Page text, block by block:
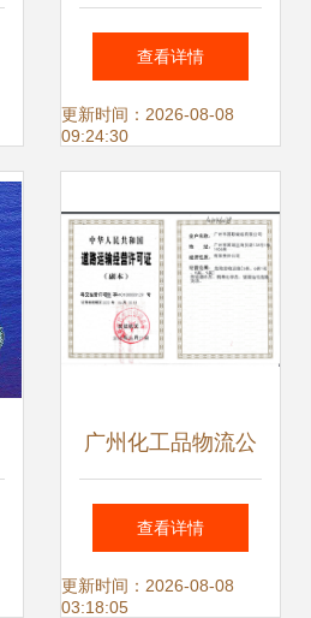
标杆 国内货物运输
代理优选指南
查看详情
更新时间：2026-08-08
09:24:30
广州化工品物流公
司货物运输代理服
务全解析
查看详情
更新时间：2026-08-08
03:18:05